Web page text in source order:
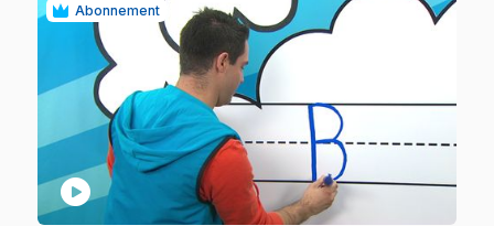
Abonnement
play_circle